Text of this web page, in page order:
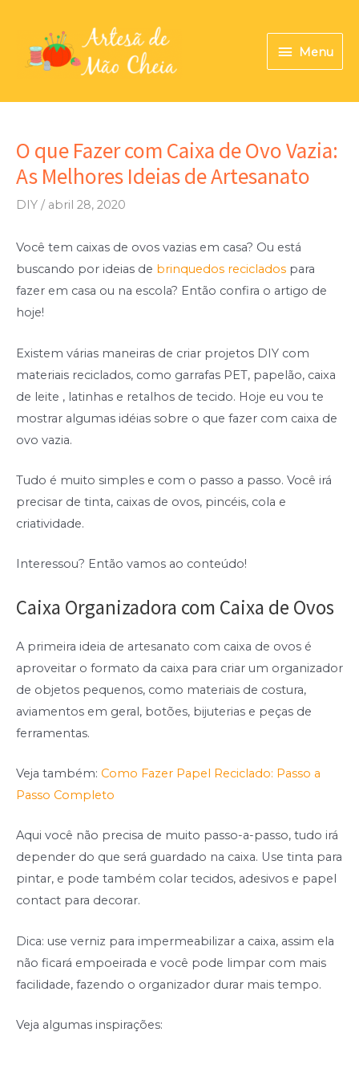
conteúdo
Menu
Menu
O que Fazer com Caixa de Ovo Vazia:
As Melhores Ideias de Artesanato
DIY / abril 28, 2020
Você tem caixas de ovos vazias em casa? Ou está
buscando por ideias de brinquedos reciclados para
fazer em casa ou na escola? Então confira o artigo de
hoje!
Existem várias maneiras de criar projetos DIY com
materiais reciclados, como garrafas PET, papelão, caixa
de leite , latinhas e retalhos de tecido. Hoje eu vou te
mostrar algumas idéias sobre o que fazer com caixa de
ovo vazia.
Tudo é muito simples e com o passo a passo. Você irá
precisar de tinta, caixas de ovos, pincéis, cola e
criatividade.
Interessou? Então vamos ao conteúdo!
Caixa Organizadora com Caixa de Ovos
A primeira ideia de artesanato com caixa de ovos é
aproveitar o formato da caixa para criar um organizador
de objetos pequenos, como materiais de costura,
aviamentos em geral, botões, bijuterias e peças de
ferramentas.
Veja também: Como Fazer Papel Reciclado: Passo a
Passo Completo
Aqui você não precisa de muito passo-a-passo, tudo irá
depender do que será guardado na caixa. Use tinta para
pintar, e pode também colar tecidos, adesivos e papel
contact para decorar.
Dica: use verniz para impermeabilizar a caixa, assim ela
não ficará empoeirada e você pode limpar com mais
facilidade, fazendo o organizador durar mais tempo.
Veja algumas inspirações: